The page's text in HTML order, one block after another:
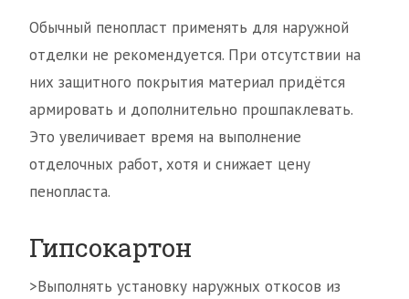
Обычный пенопласт применять для наружной
отделки не рекомендуется. При отсутствии на
них защитного покрытия материал придётся
армировать и дополнительно прошпаклевать.
Это увеличивает время на выполнение
отделочных работ, хотя и снижает цену
пенопласта.
Гипсокартон
>Выполнять установку наружных откосов из